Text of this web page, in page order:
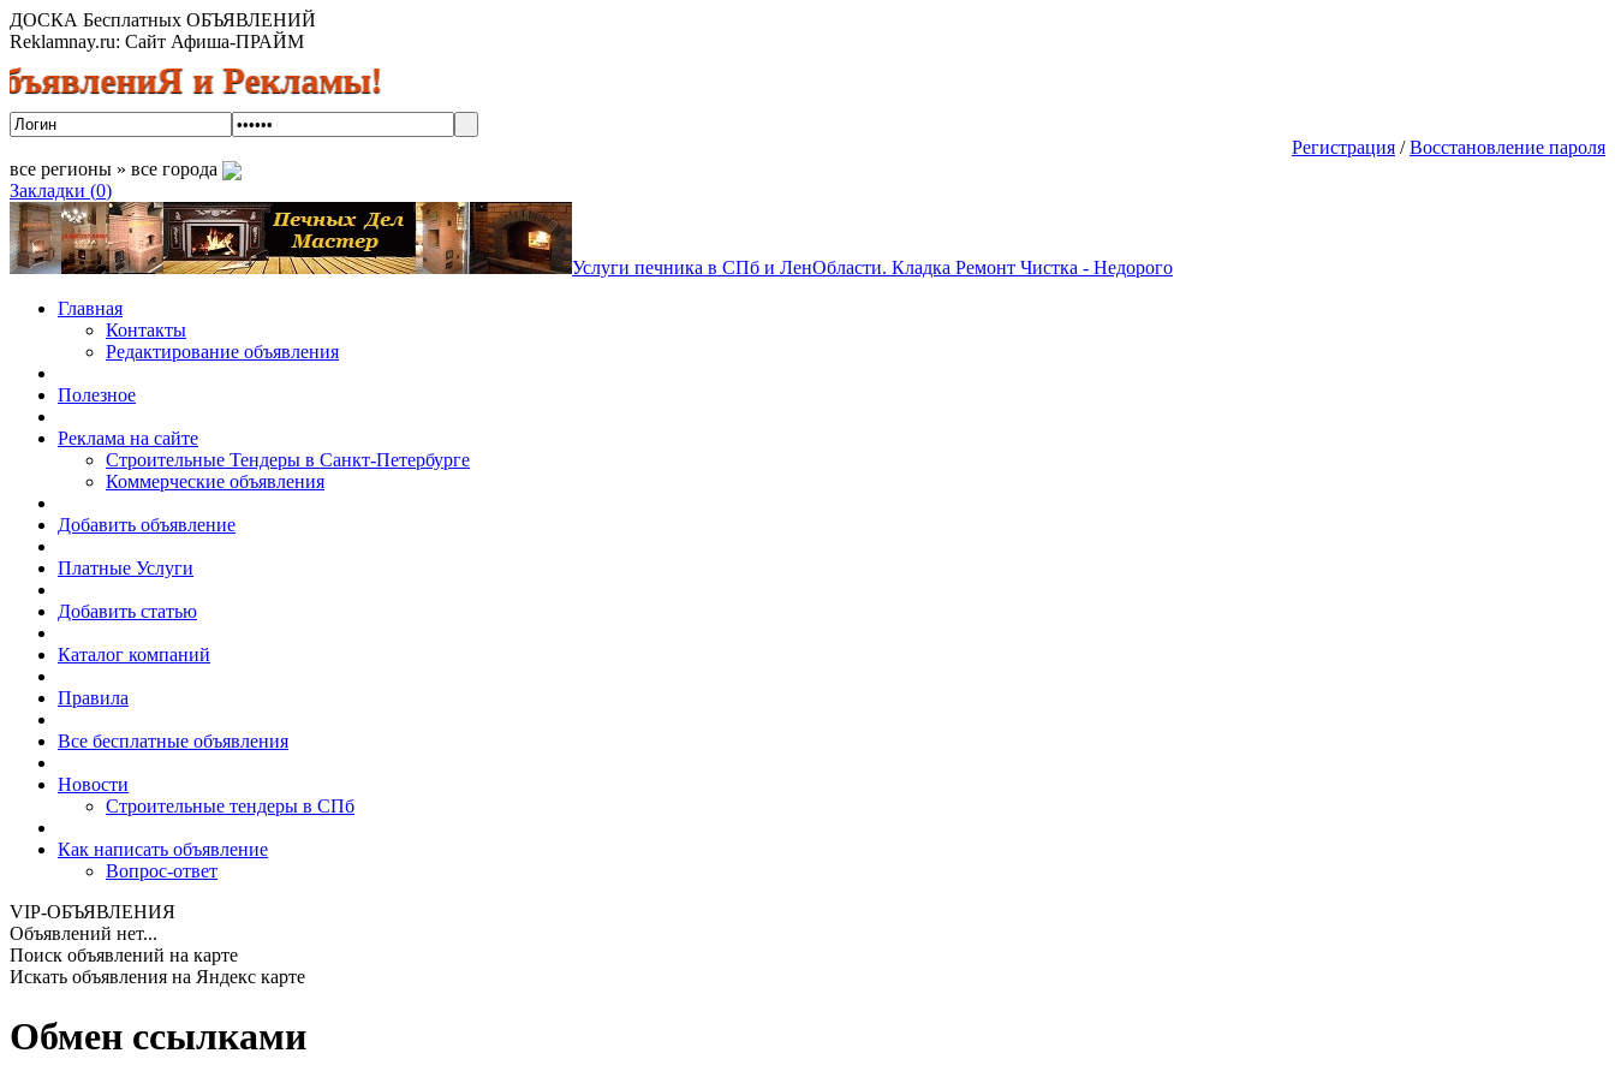
ДОСКА Бесплатных ОБЪЯВЛЕНИЙ
Reklamnay.ru: Сайт Афиша-ПРАЙМ
и Рекламы! Спешите разместить объявление бесплатно! Ты будешь первым! Акции
Регистрация / Восстановление пароля
все регионы » все города
Закладки (0)
Услуги печника в СПб и ЛенОбласти. Кладка Ремонт Чистка - Недорого
Главная
Контакты
Редактирование объявления
Полезное
Реклама на сайте
Строительные Тендеры в Санкт-Петербурге
Коммерческие объявления
Добавить объявление
Платные Услуги
Добавить статью
Каталог компаний
Правила
Все бесплатные объявления
Новости
Строительные тендеры в СПб
Как написать объявление
Вопрос-ответ
VIP-ОБЪЯВЛЕНИЯ
Объявлений нет...
Поиск объявлений на карте
Искать объявления на Яндекс карте
Обмен ссылками